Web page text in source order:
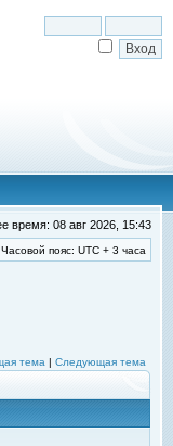
время: 08 авг 2026, 15:43
Часовой пояс: UTC + 3 часа
тема | Следующая тема